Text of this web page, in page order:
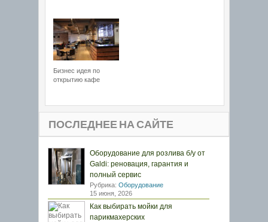
Бизнес идея по
открытию кафе
ПОСЛЕДНЕЕ НА САЙТЕ
Оборудование для розлива б/у от
Galdi: реновация, гарантия и
полный сервис
Рубрика: Оборудование
15 июня, 2026
Как выбирать мойки для
парикмахерских